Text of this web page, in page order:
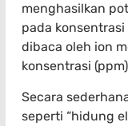
menghasilkan
pada
dibaca oleh ion
konsentrasi
Secara
seperti “hidung